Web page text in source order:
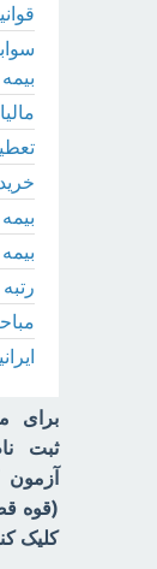
بیمه‌
برای
ثبت
کلیک